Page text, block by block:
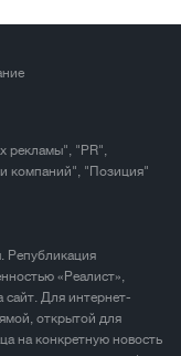
рекламы", "PR",
компаний", "Позиция"
Републикация
«Реалист»,
Для интернет-
открытой для
на конкретную новость